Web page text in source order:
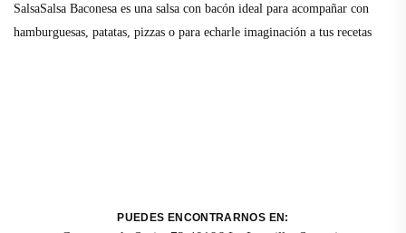
SalsaSalsa Baconesa es una salsa con bacón ideal para acompañar con
hamburguesas, patatas, pizzas o para echarle imaginación a tus recetas
PUEDES ENCONTRARNOS EN: